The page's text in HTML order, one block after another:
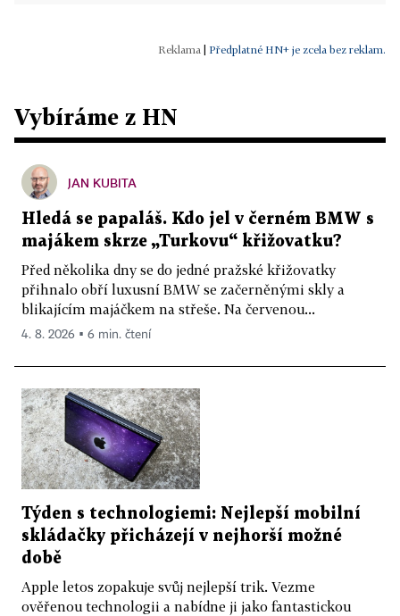
Předplatné HN+ je zcela bez reklam.
Vybíráme z HN
JAN KUBITA
Hledá se papaláš. Kdo jel v černém BMW s
majákem skrze „Turkovu“ křižovatku?
Před několika dny se do jedné pražské křižovatky
přihnalo obří luxusní BMW se začerněnými skly a
blikajícím majáčkem na střeše. Na červenou...
4. 8. 2026 ▪ 6 min. čtení
Týden s technologiemi: Nejlepší mobilní
skládačky přicházejí v nejhorší možné
době
Apple letos zopakuje svůj nejlepší trik. Vezme
ověřenou technologii a nabídne ji jako fantastickou